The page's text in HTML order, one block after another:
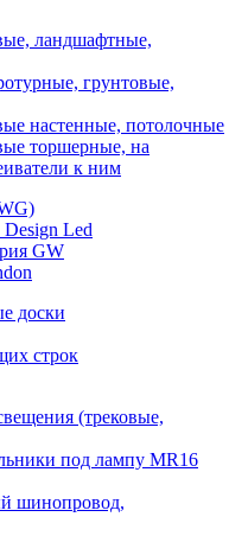
ландшафтные,
грунтовые,
настенные, потолочные
торшерные, на
к ним
Led
GW
доски
строк
(трековые,
под лампу MR16
шинопровод,